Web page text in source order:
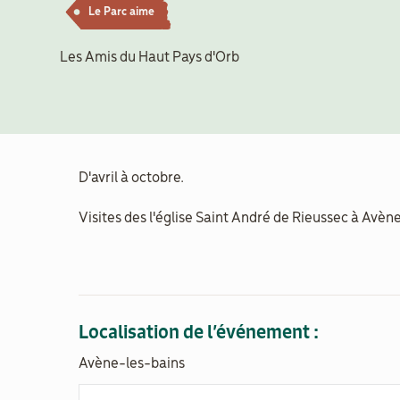
Le Parc aime
Les Amis du Haut Pays d'Orb
D'avril à octobre.
Visites des l'église Saint André de Rieussec à
Localisation de l’événement :
Avène-les-bains